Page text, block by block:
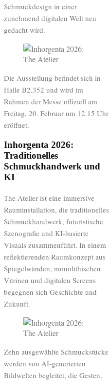
Schmuckdesign in einer
zunehmend digitalen Welt neu
gedacht wird.
Die Ausstellung befindet sich in
Halle B2.352 und wird im
Rahmen der Messe offiziell am
Freitag, 20. Februar um 12.15 Uhr
eröffnet.
Inhorgenta 2026:
Traditionelles
Schmuckhandwerk und
KI
The Atelier ist eine immersive
Rauminstallation, die traditionelles
Schmuckhandwerk, futuristische
Szenografie und KI-basierte
Visuals zusammenführt. In einem
reflektierenden Raumkonzept aus
Spiegelwänden, monolithischen
Vitrinen und digitalen Screens
begegnen sich Geschichte und
Zukunft.
Zehn ausgewählte Schmuckstücke
werden von AI-generierten
Bildwelten begleitet, die Gesten,